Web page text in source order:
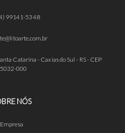
99141-5348
Catarina - Caxias do Sul - RS - CEP
000
NÓS
Empresa